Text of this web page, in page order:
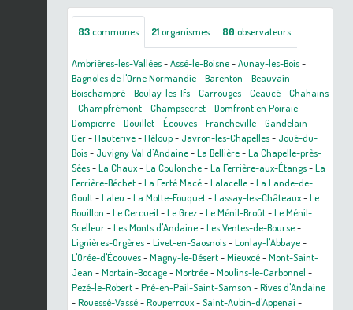
83communes 21organismes 80 observateurs
Ambrières-les-Vallées-Assé-le-Boisne-Aunay-les-Bois-
Bagnoles de l'Orne Normandie-Barenton -Beauvain -
Boischampré-Boulay-les-Ifs-Carrouges-Ceaucé-Chahains
-Champfrémont-Champsecret-Domfront en Poiraie-
Dompierre-Douillet-Écouves-Francheville-Gandelain -
Ger-Hauterive-Héloup- Javron-les-Chapelles- Joué-du-
Bois- Juvigny Val d'Andaine-La Bellière-La Chapelle-près-
Sées-La Chaux-La Coulonche-La Ferrière-aux-Étangs-La
Ferrière-Béchet-La Ferté Macé-Lalacelle-La Lande-de-
Goult-Laleu -La Motte-Fouquet-Lassay-les-Châteaux-Le
Bouillon -Le Cercueil -Le Grez-Le Ménil-Broût-Le Ménil-
Scelleur-Les Monts d'Andaine-Les Ventes-de-Bourse-
Lignières-Orgères-Livet-en-Saosnois-Lonlay-l'Abbaye-
L'Orée-d'Écouves-Magny-le-Désert-Mieuxcé-Mont-Saint-
Jean -Mortain-Bocage-Mortrée-Moulins-le-Carbonnel -
Pezé-le-Robert-Pré-en-Pail-Saint-Samson -Rives d'Andaine
-Rouessé-Vassé-Rouperroux-Saint-Aubin-d'Appenai -